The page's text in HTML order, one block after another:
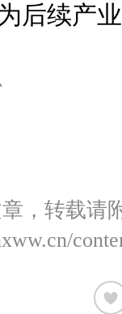
后续产
，转载请